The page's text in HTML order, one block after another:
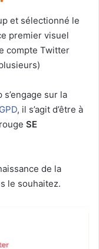
et sélectionné le
premier visuel
compte Twitter
sur la
, il s’agit d’être à
SE
de la
le souhaitez.